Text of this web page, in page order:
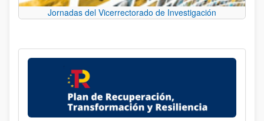
Jornadas del Vicerrectorado de Investigación